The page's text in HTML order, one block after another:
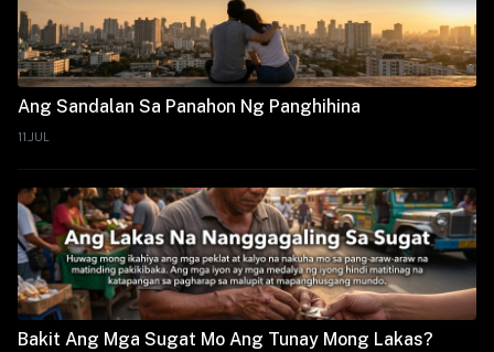
Ang Sandalan Sa Panahon Ng Panghihina
11.JUL
Bakit Ang Mga Sugat Mo Ang Tunay Mong Lakas?